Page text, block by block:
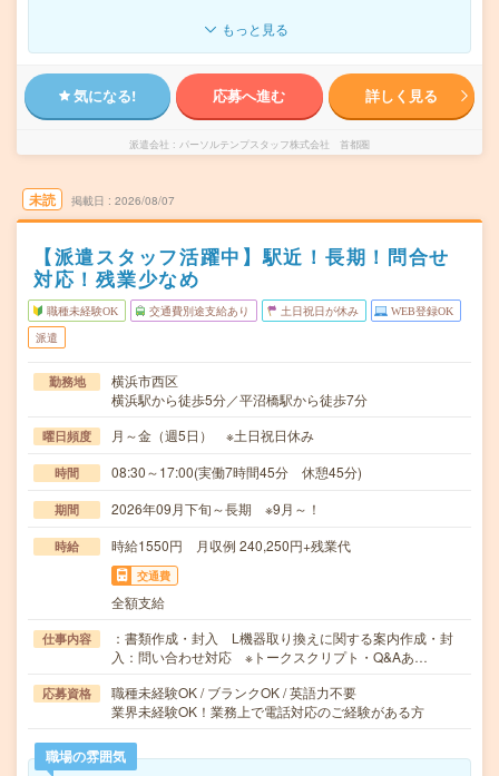
もっと見る
気になる! 応募へ進む 詳しく見る
派遣会社 パーソルテンプスタッフ株式会社 首都圏
未読 掲載日 2026/08/07
【派遣スタッフ活躍中】駅近！長期！問合せ
対応！残業少なめ
職種未経験OK 交通費別途支給あり 土日祝日が休み WEB登録OK
派遣
勤務地
横浜市西区
横浜駅から徒歩5分／平沼橋駅から徒歩7分
曜日頻度 月～金（週5日） ※土日祝日休み
時間 08:30～17:00(実働7時間45分 休憩45分)
期間 2026年09月下旬～長期 ※9月～！
時給 時給1550円 月収例 240,250円+残業代
交通費
全額支給
仕事内容
：書類作成・封入 L機器取り換えに関する案内作成・封
入：問い合わせ対応 ※トークスクリプト・Q&Aあ…
応募資格
職種未経験OK / ブランクOK / 英語力不要
業界未経験OK！業務上で電話対応のご経験がある方
職場の雰囲気